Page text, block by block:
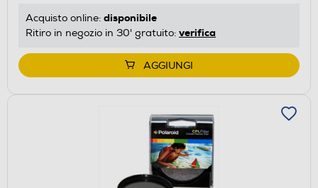
Acquisto online: disponibile
Ritiro in negozio in 30' gratuito: verifica
AGGIUNGI